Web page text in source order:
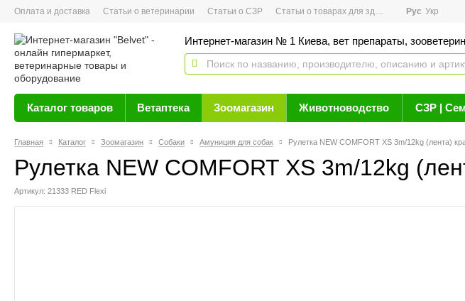
Оплата и доставка Статьи о ветеринарии Статьи о СЗР Статьи о товарах для здоровья Новости
Рус Укр
Интернет-магазин № 1 Киева, вет препараты,
Каталог товаров Ветаптека Зоомагазин Животноводство СЗР |
Главная Каталог Зоомагазин Собаки Амуниция для собак Рулетка NEW COMFORT XS 3m/12kg (лента)
Рулетка NEW COMFORT XS 3m/12kg
Артикул: 21333 RED Flexi